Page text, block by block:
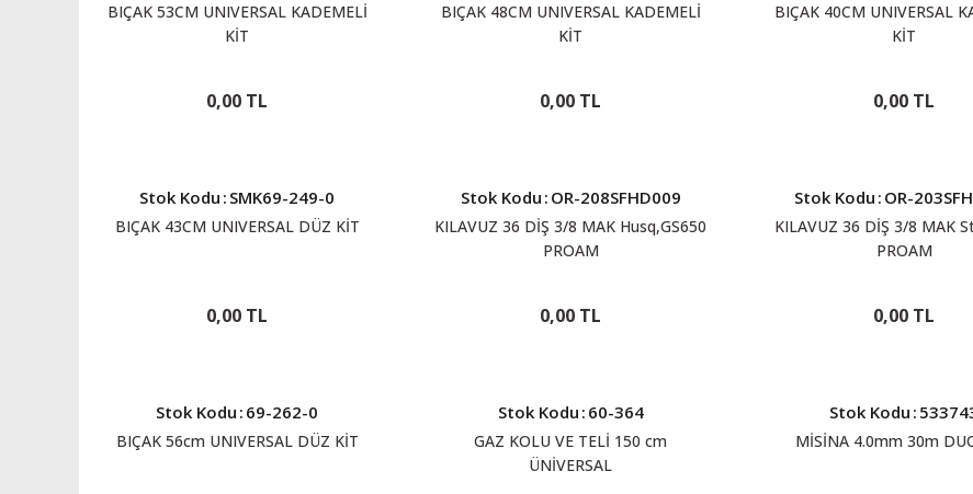
BIÇAK 53CM UNIVERSAL KADEMELİ
KİT
0,00 TL
BIÇAK 48CM UNIVERSAL KADEMELİ
KİT
0,00 TL
BIÇAK 40CM UNIVERSAL
KİT
0,00 TL
Stok Kodu : SMK69-249-0
BIÇAK 43CM UNIVERSAL DÜZ KİT
0,00 TL
Stok Kodu : OR-208SFHD009
KILAVUZ 36 DİŞ 3/8 MAK Husq,GS650
PROAM
0,00 TL
Stok Kodu : OR-
KILAVUZ 36 DİŞ 3/8 MAK
PROAM
0,00 TL
Stok Kodu : 69-262-0
BIÇAK 56cm UNIVERSAL DÜZ KİT
Stok Kodu : 60-364
GAZ KOLU VE TELİ 150 cm
ÜNİVERSAL
Stok Kodu :
MİSİNA 4.0mm 30m